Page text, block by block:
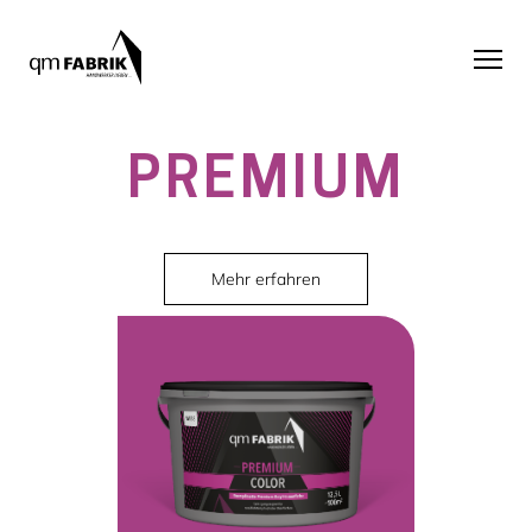
PREMIUM
Mehr erfahren